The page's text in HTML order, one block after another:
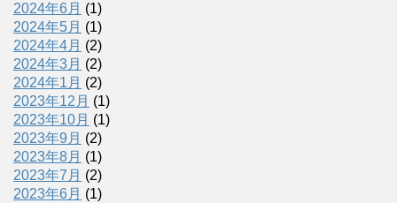
2024年6月 (1)
2024年5月 (1)
2024年4月 (2)
2024年3月 (2)
2024年1月 (2)
2023年12月 (1)
2023年10月 (1)
2023年9月 (2)
2023年8月 (1)
2023年7月 (2)
2023年6月 (1)